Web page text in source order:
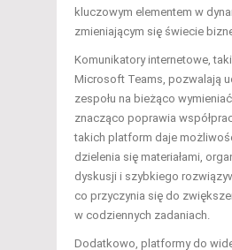
kluczowym elementem w
zmieniającym się świecie
Komunikatory internetowe,
Microsoft Teams, pozwalają
zespołu na bieżąco
znacząco poprawia
takich platform daje
dzielenia się materiałami,
dyskusji i szybkiego
co przyczynia się do
w codziennych zadaniach.
Dodatkowo, platformy do